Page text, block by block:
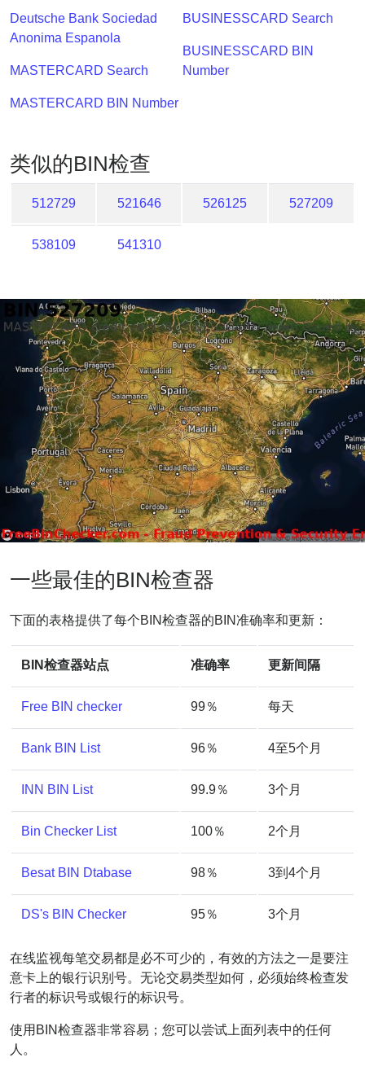
IP
BIN
/
Deutsche Bank Sociedad
Anonima Espanola
MASTERCARD Search
MASTERCARD BIN Number
BUSINESSCARD Search
BUSINESSCARD BIN
Number
类似的BIN检查
512729 521646 526125 527209
538109 541310
一些最佳的BIN检查器
下面的表格提供了每个BIN检查器的BIN准确率和更新：
BIN检查器站点 准确率 更新间隔
Free BIN checker 99％ 每天
Bank BIN List 96％ 4至5个月
INN BIN List 99.9％ 3个月
Bin Checker List 100％ 2个月
Besat BIN Dtabase 98％ 3到4个月
DS's BIN Checker 95％ 3个月
在线监视每笔交易都是必不可少的，有效的方法之一是要注
意卡上的银行识别号。无论交易类型如何，必须始终检查发
行者的标识号或银行的标识号。
使用BIN检查器非常容易；您可以尝试上面列表中的任何
人。